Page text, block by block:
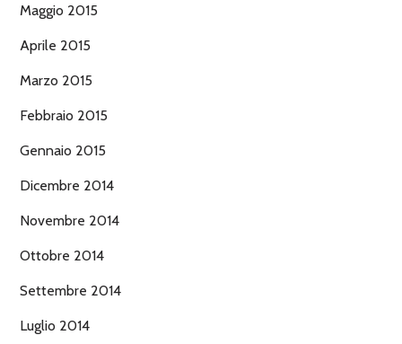
Maggio 2015
Aprile 2015
Marzo 2015
Febbraio 2015
Gennaio 2015
Dicembre 2014
Novembre 2014
Ottobre 2014
Settembre 2014
Luglio 2014